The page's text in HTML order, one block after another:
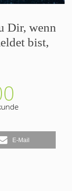
Dir, wenn
bist,
E-Mail